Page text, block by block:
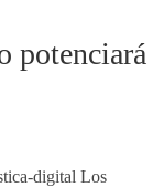
potenciará
digital Los